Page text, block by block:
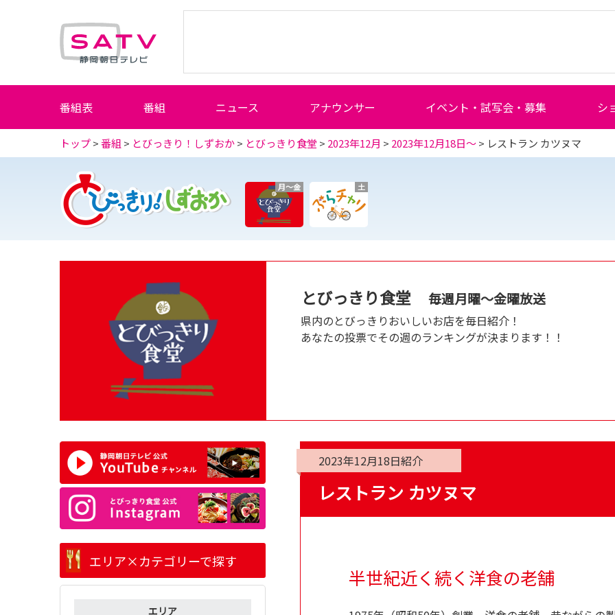
番組表 番組 ニュース アナウンサー イベント・試写会・募集 シ
トップ>番組 > とびっきり！しずおか> とびっきり食堂 > 2023年12月 > 2023年12月18日～> レストラン カツヌマ
月～金 土
とびっきり食堂 毎週月曜～金曜放送
県内のとびっきりおいしいお店を毎日紹介！
あなたの投票でその週のランキングが決まります！！
2023年12月18日紹介
レストラン カツヌマ
半世紀近く続く洋食の老舗
エリア×カテゴリーで探す
エリア